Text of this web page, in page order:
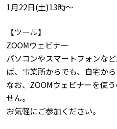
1月22日(土)13時〜
【ツール】
ZOOMウェビナー
パソコンやスマートフォンな
ば、事業所からでも、自宅から
なお、ZOOMウェビナーを使
せん。
お気軽にご参加ください。